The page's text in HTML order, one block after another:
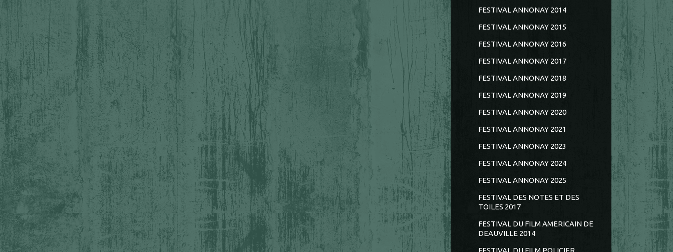
FESTIVAL ANNONAY 2014
FESTIVAL ANNONAY 2015
FESTIVAL ANNONAY 2016
FESTIVAL ANNONAY 2017
FESTIVAL ANNONAY 2018
FESTIVAL ANNONAY 2019
FESTIVAL ANNONAY 2020
FESTIVAL ANNONAY 2021
FESTIVAL ANNONAY 2023
FESTIVAL ANNONAY 2024
FESTIVAL ANNONAY 2025
FESTIVAL DES NOTES ET DES
TOILES 2017
FESTIVAL DU FILM AMERICAIN DE
DEAUVILLE 2014